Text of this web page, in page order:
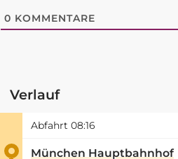
0 KOMMENTARE
Verlauf
Abfahrt 08:16
München Hauptbahnhof